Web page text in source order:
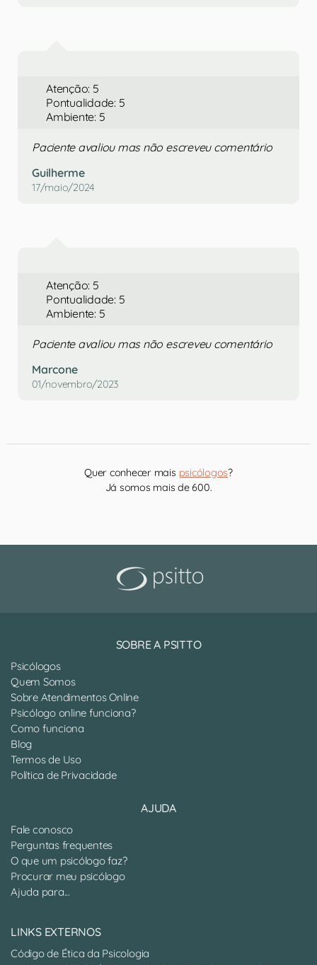
Atenção: 5
Pontualidade: 5
Ambiente: 5
Paciente avaliou mas não escreveu comentário
Guilherme
17/maio/2024
Atenção: 5
Pontualidade: 5
Ambiente: 5
Paciente avaliou mas não escreveu comentário
Marcone
01/novembro/2023
Quer conhecer mais psicólogos?
Já somos mais de 600.
SOBRE A PSITTO
Psicólogos
Quem Somos
Sobre Atendimentos Online
Psicólogo online funciona?
Como funciona
Blog
Termos de Uso
Política de Privacidade
AJUDA
Fale conosco
Perguntas frequentes
O que um psicólogo faz?
Procurar meu psicólogo
Ajuda para...
LINKS EXTERNOS
Código de Ética da Psicologia